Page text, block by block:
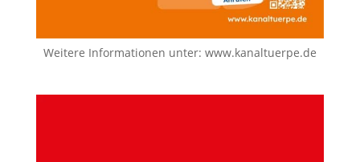
Weitere Informationen unter: www.kanaltuerpe.de